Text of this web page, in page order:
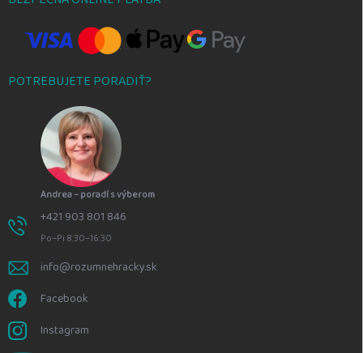
POTREBUJETE PORADIŤ?
Andrea – poradí s výberom
+421 903 801 846
Po–Pi 8:30–16:30
info@rozumnehracky.sk
Facebook
Instagram